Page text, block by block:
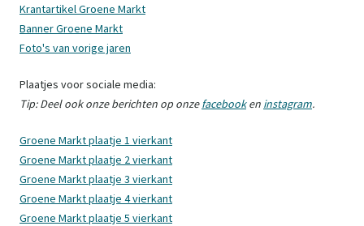
Krantartikel Groene Markt
Banner Groene Markt
Foto's van vorige jaren
Plaatjes voor sociale media:
Tip: Deel ook onze berichten op onzefacebooken instagram.
Groene Markt plaatje 1 vierkant
Groene Markt plaatje 2 vierkant
Groene Markt plaatje 3 vierkant
Groene Markt plaatje 4 vierkant
Groene Markt plaatje 5 vierkant